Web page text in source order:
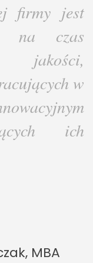
firmy jest
na czas
jakości,
w
ich
MBA